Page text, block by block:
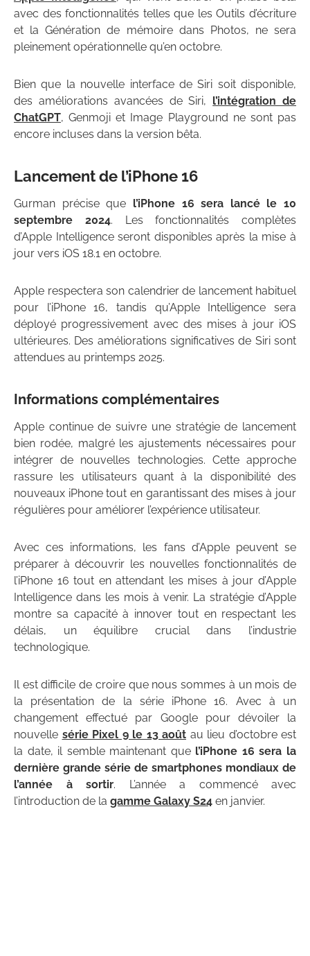
avec des fonctionnalités telles que les Outils d’écriture
et la Génération de mémoire dans Photos, ne sera
pleinement opérationnelle qu’en octobre.
Bien que la nouvelle interface de Siri soit disponible,
des améliorations avancées de Siri, l’intégration de
ChatGPT, Genmoji et Image Playground ne sont pas
encore incluses dans la version bêta.
Lancement de l’iPhone 16
Gurman précise que l’iPhone 16 sera lancé le 10
septembre 2024. Les fonctionnalités complètes
d’Apple Intelligence seront disponibles après la mise à
jour vers iOS 18.1 en octobre.
Apple respectera son calendrier de lancement habituel
pour l’iPhone 16, tandis qu’Apple Intelligence sera
déployé progressivement avec des mises à jour iOS
ultérieures. Des améliorations significatives de Siri sont
attendues au printemps 2025.
Informations complémentaires
Apple continue de suivre une stratégie de lancement
bien rodée, malgré les ajustements nécessaires pour
intégrer de nouvelles technologies. Cette approche
rassure les utilisateurs quant à la disponibilité des
nouveaux iPhone tout en garantissant des mises à jour
régulières pour améliorer l’expérience utilisateur.
Avec ces informations, les fans d’Apple peuvent se
préparer à découvrir les nouvelles fonctionnalités de
l’iPhone 16 tout en attendant les mises à jour d’Apple
Intelligence dans les mois à venir. La stratégie d’Apple
montre sa capacité à innover tout en respectant les
délais, un équilibre crucial dans l’industrie
technologique.
Il est difficile de croire que nous sommes à un mois de
la présentation de la série iPhone 16. Avec à un
changement effectué par Google pour dévoiler la
nouvelle série Pixel 9 le 13 août au lieu d’octobre est
la date, il semble maintenant que l’iPhone 16 sera la
dernière grande série de smartphones mondiaux de
l’année à sortir. L’année a commencé avec
l’introduction de la gamme Galaxy S24 en janvier.